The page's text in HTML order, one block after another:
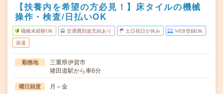
【扶養内を希望の方必見！】床タイルの機械
操作・検査/日払いOK
職種未経験OK 交通費別途支給あり 土日祝日が休み WEB登録OK
派遣
勤務地
三重県伊賀市
猪田道駅から車6分
曜日頻度 月～金